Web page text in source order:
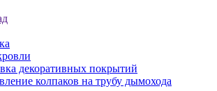
декоративных покрытий
колпаков на трубу дымохода